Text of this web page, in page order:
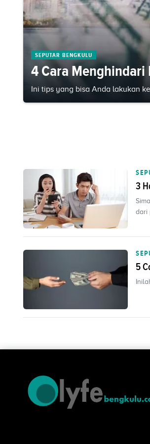
SEPUTAR BENGKULU
4 Cara
Ini tips yang bisa Anda lakukan
3
dari
5